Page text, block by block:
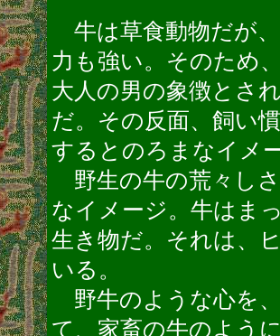
牛は草食動物だが
力も強い。そのため
大人の男の象徴とさ
だ。その反面、飼い
するとのろまなイメ
野生の牛の荒々し
なイメージ。牛はま
生き物だ。それは、
いる。
野牛のような心を
て、家畜の牛のよう